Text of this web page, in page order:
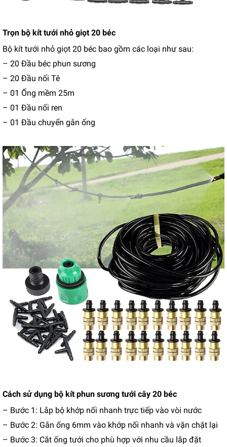
Trọn bộ kít tưới nhỏ giọt 20 béc
Bộ kít tưới nhỏ giọt 20 béc bao gồm các loại như sau:
– 20 Đầu béc phun sương
– 20 Đầu nối Tê
– 01 Ống mềm 25m
– 01 Đầu nối ren
– 01 Đầu chuyển gắn ống
Cách sử dụng bộ kít phun sương tưới cây 20 béc
– Bước 1: Lắp bộ khớp nối nhanh trực tiếp vào vòi nước
– Bước 2: Gắn ống 6mm vào khớp nối nhanh và vặn chặt lại
– Bước 3: Cắt ống tưới cho phù hợp với nhu cầu lắp đặt